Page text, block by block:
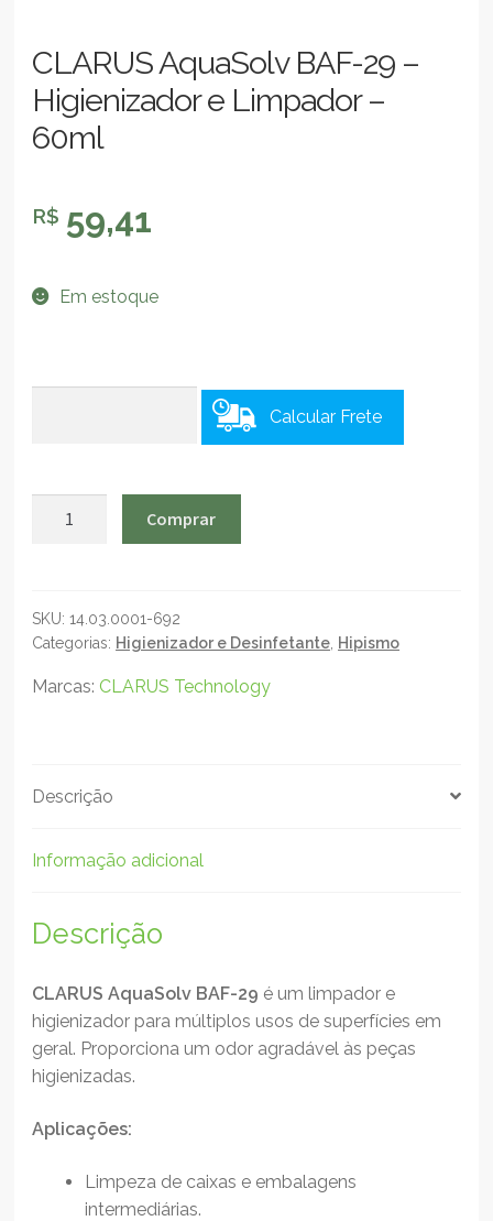
CLARUS AquaSolv BAF-29 –
Higienizador e Limpador –
60ml
R$ 59,41
Em estoque
Calcular Frete
-
Higienizador
Comprar
SKU:14.03.0001-692
Categorias: Higienizador e Desinfetante Hipismo
Marcas: CLARUS Technology
Descrição
Informação adicional
Descrição
CLARUS AquaSolv BAF-29 é um limpador e
higienizador para múltiplos usos de superfícies em
geral. Proporciona um odor agradável às peças
higienizadas.
Aplicações:
Limpeza de caixas e embalagens
intermediárias.